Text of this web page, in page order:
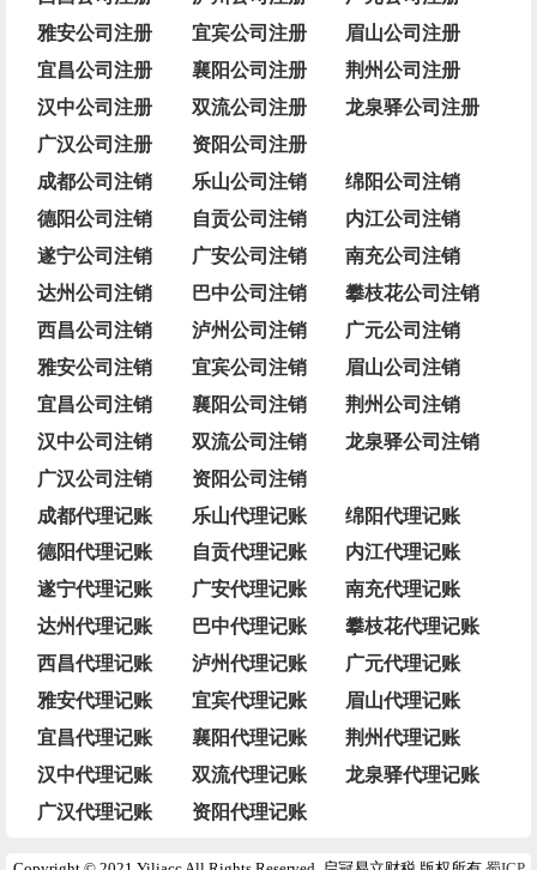
雅安公司注册
宜宾公司注册
眉山公司注册
宜昌公司注册
襄阳公司注册
荆州公司注册
汉中公司注册
双流公司注册
龙泉驿公司注册
广汉公司注册
资阳公司注册
成都公司注销
乐山公司注销
绵阳公司注销
德阳公司注销
自贡公司注销
内江公司注销
遂宁公司注销
广安公司注销
南充公司注销
达州公司注销
巴中公司注销
攀枝花公司注销
西昌公司注销
泸州公司注销
广元公司注销
雅安公司注销
宜宾公司注销
眉山公司注销
宜昌公司注销
襄阳公司注销
荆州公司注销
汉中公司注销
双流公司注销
龙泉驿公司注销
广汉公司注销
资阳公司注销
成都代理记账
乐山代理记账
绵阳代理记账
德阳代理记账
自贡代理记账
内江代理记账
遂宁代理记账
广安代理记账
南充代理记账
达州代理记账
巴中代理记账
攀枝花代理记账
西昌代理记账
泸州代理记账
广元代理记账
雅安代理记账
宜宾代理记账
眉山代理记账
宜昌代理记账
襄阳代理记账
荆州代理记账
汉中代理记账
双流代理记账
龙泉驿代理记账
广汉代理记账
资阳代理记账